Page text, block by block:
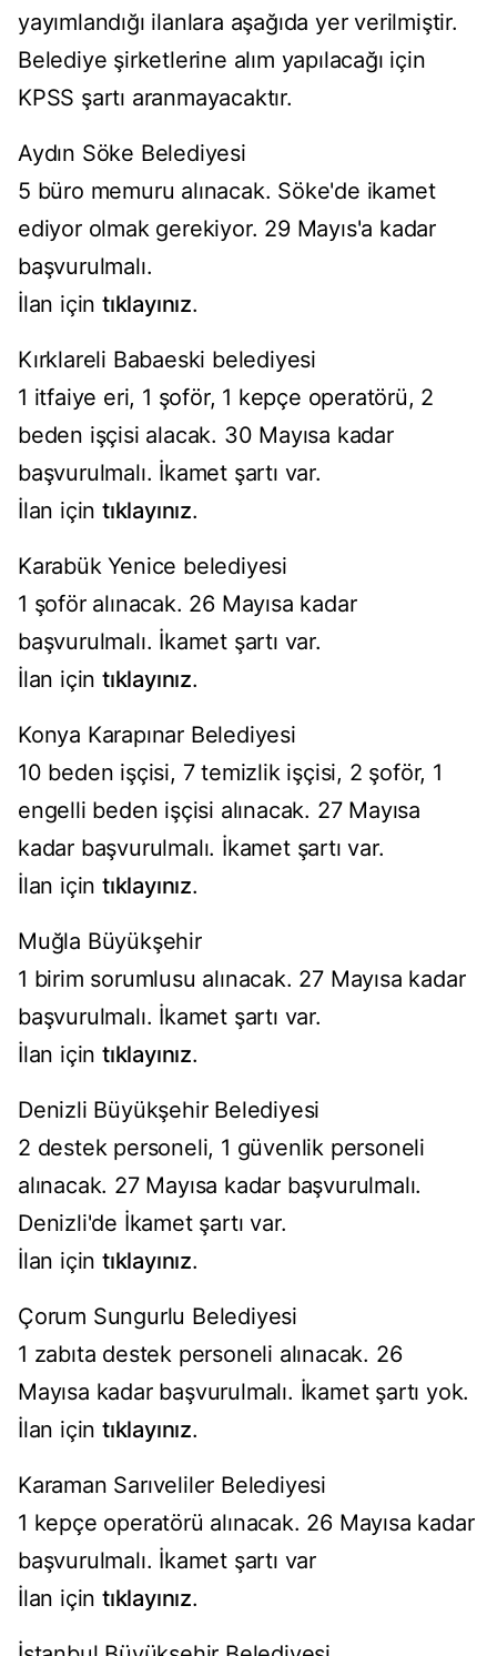
yayımlandığı ilanlara aşağıda yer verilmiştir.
Belediye şirketlerine alım yapılacağı için
KPSS şartı aranmayacaktır.
Aydın Söke Belediyesi
5 büro memuru alınacak. Söke'de ikamet
ediyor olmak gerekiyor. 29 Mayıs'a kadar
başvurulmalı.
İlan için tıklayınız.
Kırklareli Babaeski belediyesi
1 itfaiye eri, 1 şoför, 1 kepçe operatörü, 2
beden işçisi alacak. 30 Mayısa kadar
başvurulmalı. İkamet şartı var.
İlan için tıklayınız.
Karabük Yenice belediyesi
1 şoför alınacak. 26 Mayısa kadar
başvurulmalı. İkamet şartı var.
İlan için tıklayınız.
Konya Karapınar Belediyesi
10 beden işçisi, 7 temizlik işçisi, 2 şoför, 1
engelli beden işçisi alınacak. 27 Mayısa
kadar başvurulmalı. İkamet şartı var.
İlan için tıklayınız.
Muğla Büyükşehir
1 birim sorumlusu alınacak. 27 Mayısa kadar
başvurulmalı. İkamet şartı var.
İlan için tıklayınız.
Denizli Büyükşehir Belediyesi
2 destek personeli, 1 güvenlik personeli
alınacak. 27 Mayısa kadar başvurulmalı.
Denizli'de İkamet şartı var.
İlan için tıklayınız.
Çorum Sungurlu Belediyesi
1 zabıta destek personeli alınacak. 26
Mayısa kadar başvurulmalı. İkamet şartı yok.
İlan için tıklayınız.
Karaman Sarıveliler Belediyesi
1 kepçe operatörü alınacak. 26 Mayısa kadar
başvurulmalı. İkamet şartı var
İlan için tıklayınız.